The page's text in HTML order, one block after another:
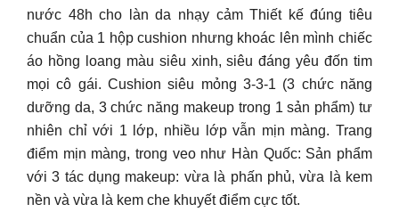
nước 48h cho làn da nhạy cảm Thiết kế đúng tiêu
chuẩn của 1 hộp cushion nhưng khoác lên mình chiếc
áo hồng loang màu siêu xinh, siêu đáng yêu đốn tim
mọi cô gái. Cushion siêu mỏng 3-3-1 (3 chức năng
dưỡng da, 3 chức năng makeup trong 1 sản phẩm) tư
nhiên chỉ với 1 lớp, nhiều lớp vẫn mịn màng. Trang
điểm mịn màng, trong veo như Hàn Quốc: Sản phẩm
với 3 tác dụng makeup: vừa là phấn phủ, vừa là kem
nền và vừa là kem che khuyết điểm cực tốt.